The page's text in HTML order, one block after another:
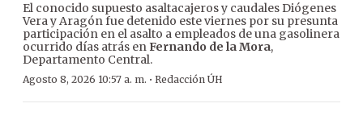
El conocido supuesto asaltacajeros y caudales Diógenes
Vera y Aragón fue detenido este viernes por su presunta
participación en el asalto a empleados de una gasolinera
ocurrido días atrás enFernando de la Mora,
Departamento Central.
Agosto 8, 2026 10:57 a. m. · Redacción ÚH